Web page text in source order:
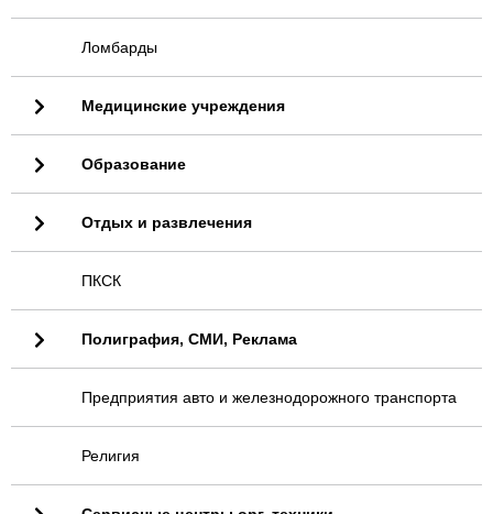
Ломбарды
Медицинские учреждения
Образование
Отдых и развлечения
ПКСК
Полиграфия, СМИ, Реклама
Предприятия авто и железнодорожного транспорта
Религия